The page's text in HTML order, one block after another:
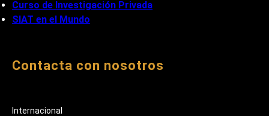
Curso de Investigación Privada
SIAT en el Mundo
Contacta con nosotros
Internacional